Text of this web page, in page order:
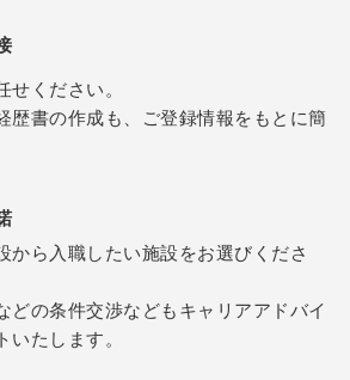
せください。
歴書の作成も、ご登録情報をもとに簡
から入職したい施設をお選びくださ
どの条件交渉などもキャリアアドバイ
いたします。